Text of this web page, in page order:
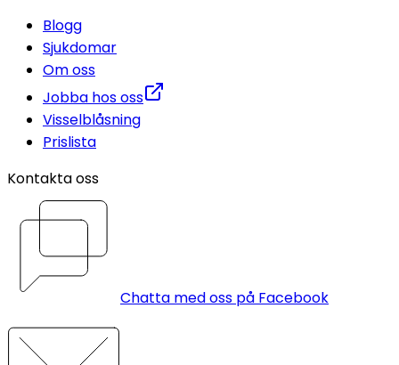
Blogg
Sjukdomar
Om oss
Jobba hos oss
Visselblåsning
Prislista
Kontakta oss
Chatta med oss på Facebook